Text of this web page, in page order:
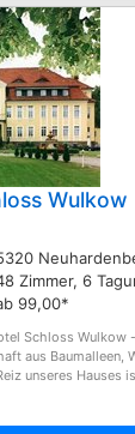
Wulkow
Zimmer, 6
99,00*
Schloss Wulkow
aus Baumalleen,
unseres Hauses